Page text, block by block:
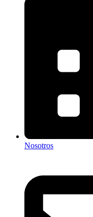
Nosotros